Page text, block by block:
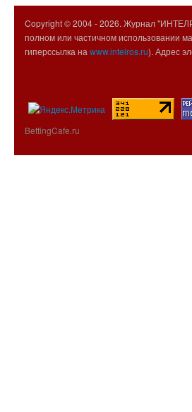
Copyright © 2004 -2026. Журнал
полном или частичном использовании
гиперссылка на www.intelros.ru). Адрес
BettingCafe.ru